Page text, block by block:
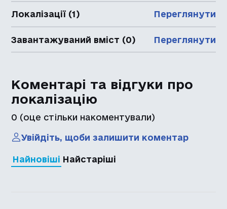
Локалізації (1) Переглянути
Завантажуваний вміст (0) Переглянути
Коментарі та відгуки про
локалізацію
0 (оце стільки накоментували)
Увійдіть, щоби залишити коментар
Найновіші Найстаріші